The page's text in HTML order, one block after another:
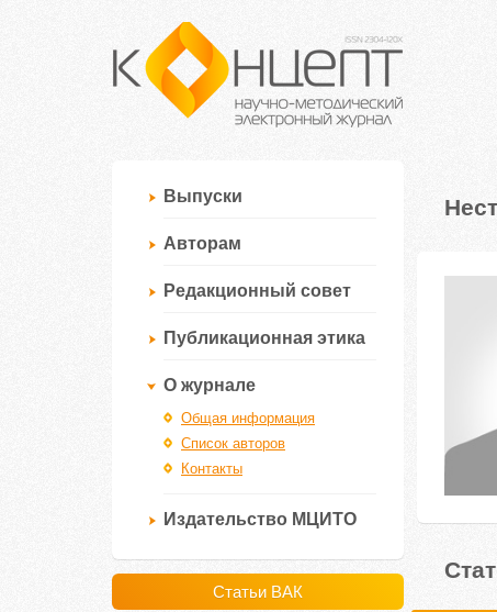
Выпуски
Авторам
Редакционный совет
Публикационная этика
О журнале
Общая информация
Список авторов
Контакты
Издательство МЦИТО
Статьи ВАК